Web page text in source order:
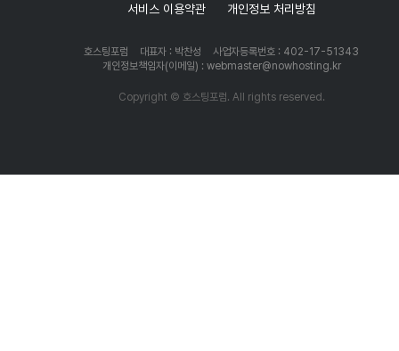
서비스 이용약관 개인정보 처리방침
호스팅포럼 대표자 : 박찬성
사업자등록번호 : 402-17-51343
개인정보책임자(이메일) : webmaster@nowhosting.kr
Copyright © 호스팅포럼. All rights reserved.